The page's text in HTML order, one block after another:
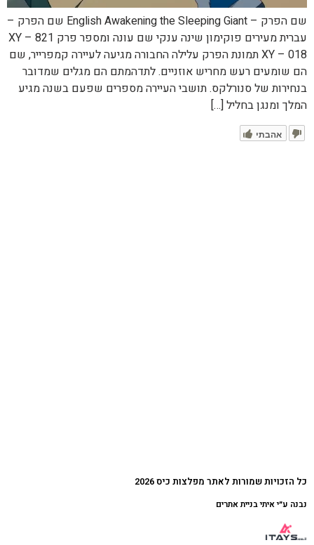
שם הפרק – English Awakening the Sleeping Giant שם הפרק –
עברית מעירים פוקימון שינה ענקי שם עונה ומספר פרק XY – 821
XY – 018 תמונת הפרק עלילה החבורה מגיעה לעיירה קמפרייר, שם
הם שומעים רעש מחריש אוזניים. לתדהמתם הם מגלים שמדובר
בנחירות של סנורלקס. תושבי העיירה מספרים שפעם בשנה מגיע
המלך ומנגן בחליל […]
אהבתי
כל הזכויות שמורות לאתר מפלצות כיס 2026
נבנה ע״י איתי בניית אתרים